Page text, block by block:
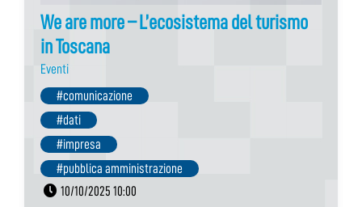
We are more – L’ecosistema del turismo
in Toscana
Eventi
#comunicazione
#dati
#impresa
#pubblica amministrazione
10/10/2025 10:00